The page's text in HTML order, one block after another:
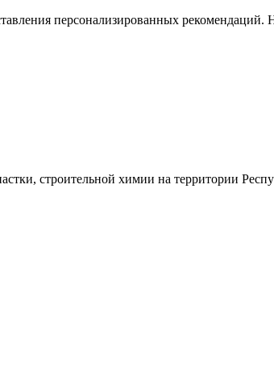
персонализированных рекомендаций.
строительной химии на территории